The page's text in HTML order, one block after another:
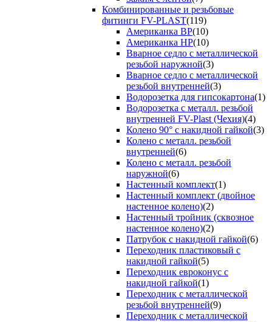
Комбинированные и резьбовые
фитинги FV-PLAST(119)
Американка ВР(10)
Американка НР(10)
Вварное седло с металлической
резьбой наружной(3)
Вварное седло с металлической
резьбой внутренней(3)
Водорозетка для гипсокартона(1)
Водорозетка с металл. резьбой
внутренней FV-Plast (Чехия)(4)
Колено 90° с накидной гайкой(3)
Колено с металл. резьбой
внутренней(6)
Колено с металл. резьбой
наружной(6)
Настенный комплект(1)
Настенный комплект (двойное
настенное колено)(2)
Настенный тройник (сквозное
настенное колено)(2)
Патрубок с накидной гайкой(6)
Переходник пластиковый с
накидной гайкой(5)
Переходник евроконус с
накидной гайкой(1)
Переходник с металлической
резьбой внутренней(9)
Переходник с металлической